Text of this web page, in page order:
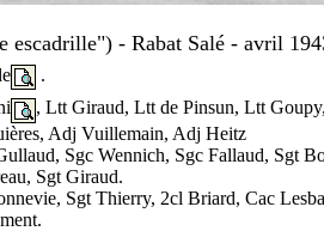
escadrille") - Rabat Salé - avril
.
, Ltt Giraud, Ltt de Pinsun, Ltt
Adj Vuillemain, Adj Heitz
Sgc Wennich, Sgc Fallaud, Sgt
Sgt Giraud.
Sgt Thierry, 2cl Briard, Cac